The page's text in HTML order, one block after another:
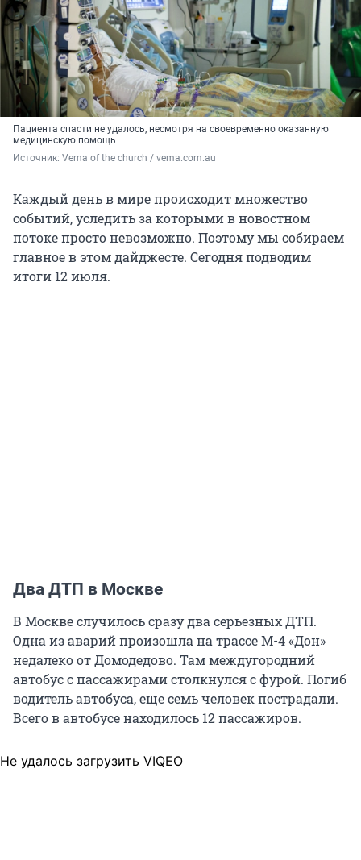
Пациента спасти не удалось, несмотря на своевременно оказанную
медицинскую помощь
Источник: Vema of the church / vema.com.au
Каждый день в мире происходит множество
событий, уследить за которыми в новостном
потоке просто невозможно. Поэтому мы собираем
главное в этом дайджесте. Сегодня подводим
итоги 12 июля.
Два ДТП в Москве
В Москве случилось сразу два серьезных ДТП.
Одна из аварий произошла на трассе М-4 «Дон»
недалеко от Домодедово. Там междугородний
автобус с пассажирами столкнулся с фурой. Погиб
водитель автобуса, еще семь человек пострадали.
Всего в автобусе находилось 12 пассажиров.
Не удалось загрузить VIQEO